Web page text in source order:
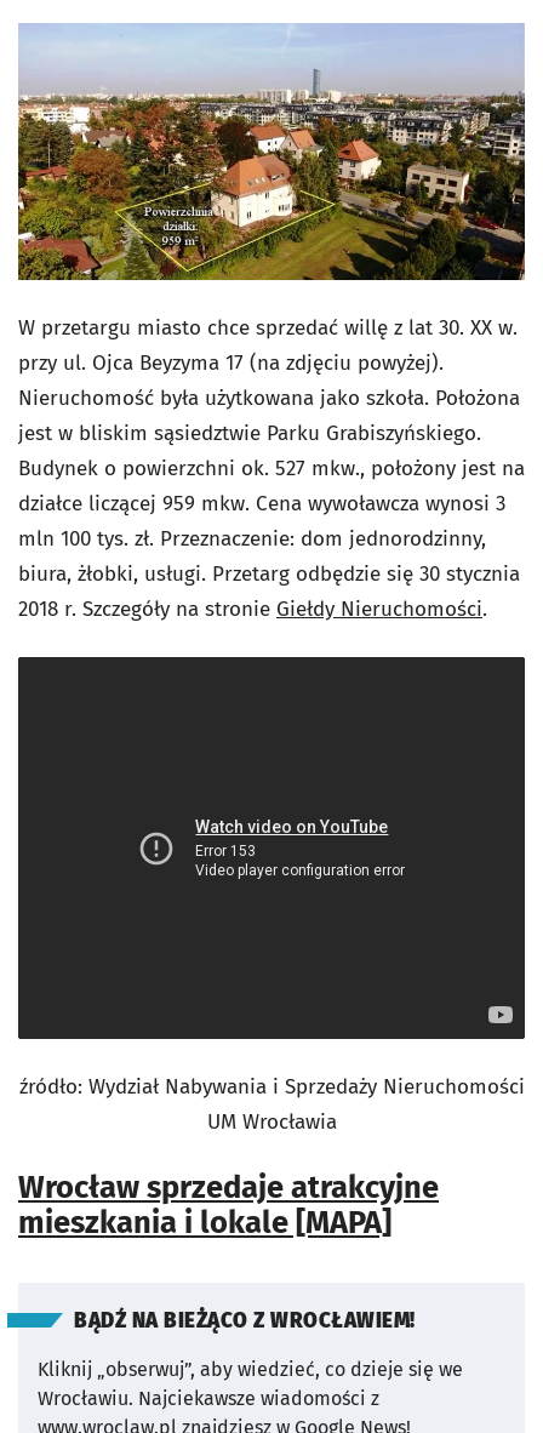
W przetargu miasto chce sprzedać willę z lat 30. XX w.
przy ul. Ojca Beyzyma 17 (na zdjęciu powyżej).
Nieruchomość była użytkowana jako szkoła. Położona
jest w bliskim sąsiedztwie Parku Grabiszyńskiego.
Budynek o powierzchni ok. 527 mkw., położony jest na
działce liczącej 959 mkw. Cena wywoławcza wynosi 3
mln 100 tys. zł. Przeznaczenie: dom jednorodzinny,
biura, żłobki, usługi. Przetarg odbędzie się 30 stycznia
2018 r. Szczegóły na stronie Giełdy Nieruchomości.
źródło: Wydział Nabywania i Sprzedaży Nieruchomości
UM Wrocławia
Wrocław sprzedaje atrakcyjne
mieszkania i lokale [MAPA]
BĄDŹ NA BIEŻĄCO Z WROCŁAWIEM!
Kliknij „obserwuj”, aby wiedzieć, co dzieje się we
Wrocławiu. Najciekawsze wiadomości z
www.wroclaw.pl znajdziesz w Google News!